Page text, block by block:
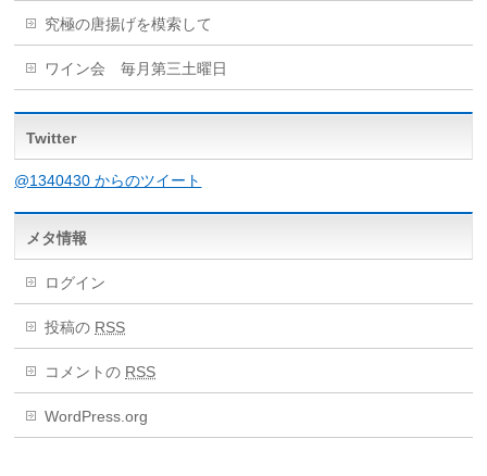
究極の唐揚げを模索して
ワイン会 毎月第三土曜日
Twitter
@1340430 からのツイート
メタ情報
ログイン
投稿の RSS
コメントの RSS
WordPress.org